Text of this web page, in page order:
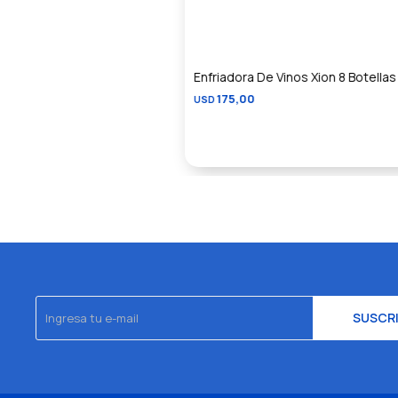
Enfriadora De Vinos Xion 8 Botellas
USD175,00